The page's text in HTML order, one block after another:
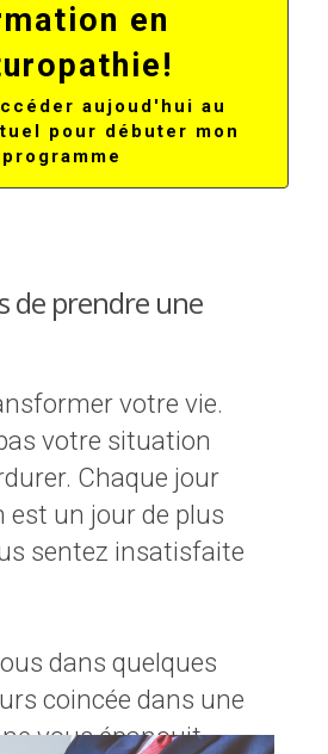
en
aujoud'hui au
pour débuter mon
programme
de prendre une
votre vie.
votre situation
Chaque jour
est un jour de plus
sentez insatisfaite
dans quelques
coincée dans une
vous épanouit